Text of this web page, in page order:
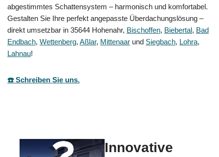
abgestimmtes Schattensystem – harmonisch und komfortabel.
Gestalten Sie Ihre perfekt angepasste Überdachungslösung –
direkt umsetzbar in 35644 Hohenahr, Bischoffen, Biebertal, Bad
Endbach, Wettenberg, Aßlar, Mittenaar und Siegbach, Lohra,
Lahnau!
☎️ Schreiben Sie uns.
Innovative